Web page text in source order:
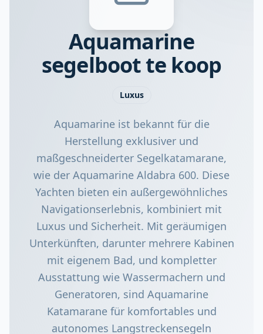
Aquamarine
segelboot te koop
Luxus
Aquamarine ist bekannt für die
Herstellung exklusiver und
maßgeschneiderter Segelkatamarane,
wie der Aquamarine Aldabra 600. Diese
Yachten bieten ein außergewöhnliches
Navigationserlebnis, kombiniert mit
Luxus und Sicherheit. Mit geräumigen
Unterkünften, darunter mehrere Kabinen
mit eigenem Bad, und kompletter
Ausstattung wie Wassermachern und
Generatoren, sind Aquamarine
Katamarane für komfortables und
autonomes Langstreckensegeln